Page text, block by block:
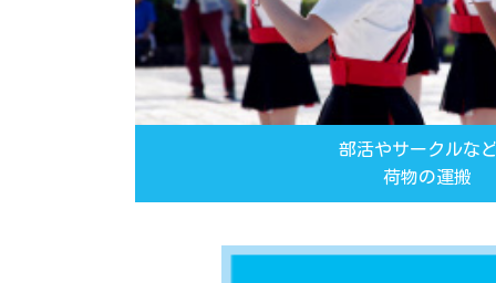
部活やサークルな
荷物の運搬